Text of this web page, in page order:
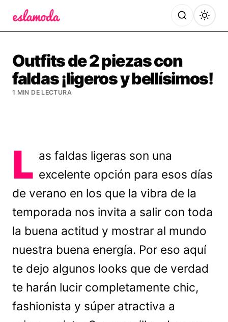
Outfits de 2 piezas con
faldas ¡ligeros y bellísimos!
1 MIN DE LECTURA
L as faldas ligeras son una
excelente opción para esos días
de verano en los que la vibra de la
temporada nos invita a salir con toda
la buena actitud y mostrar al mundo
nuestra buena energía. Por eso aquí
te dejo algunos looks que de verdad
te harán lucir completamente chic,
fashionista y súper atractiva a